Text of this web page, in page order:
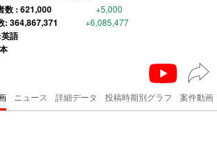
数 : 621,000 +5,000
: 364,867,371 +6,085,477
語
ニュース 詳細データ 投稿時期別グラフ 案件動画